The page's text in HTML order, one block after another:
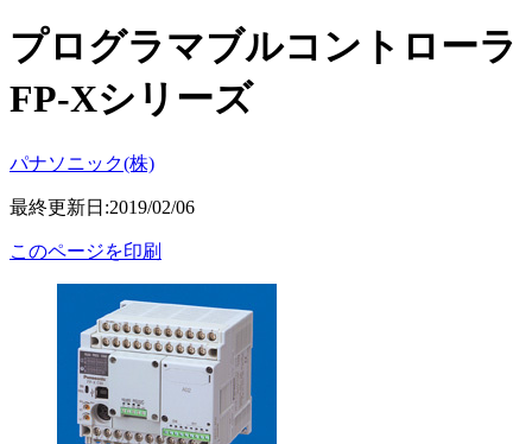
プログラマブルコントローラ
FP-Xシリーズ
パナソニック(株)
最終更新日:2019/02/06
このページを印刷